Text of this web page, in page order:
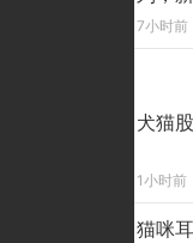
7小时前
犬猫
1小时前
猫咪